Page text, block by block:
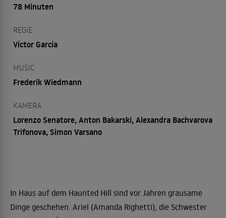
78 Minuten
REGIE
Víctor García
MUSIC
Frederik Wiedmann
KAMERA
Lorenzo Senatore, Anton Bakarski, Alexandra Bachvarova
Trifonova, Simon Varsano
In Haus auf dem Haunted Hill sind vor Jahren grausame
Dinge geschehen. Ariel (Amanda Righetti), die Schwester